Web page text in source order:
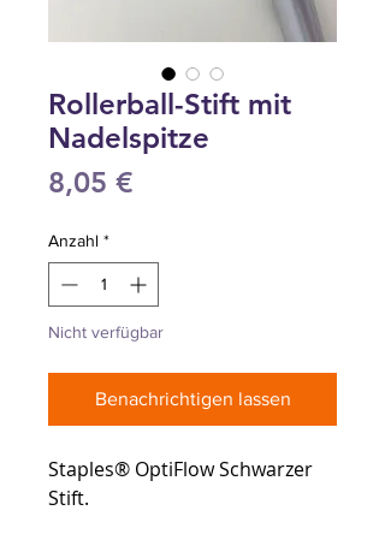
Rollerball-Stift mit
Nadelspitze
8,05 €
Anzahl *
Nicht verfügbar
Benachrichtigen lassen
Staples® OptiFlow Schwarzer
Stift.